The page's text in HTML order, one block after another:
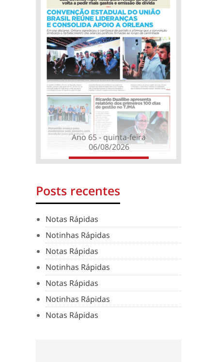
Ano 65 - quinta-feira
06/08/2026
Posts recentes
Notas Rápidas
Notinhas Rápidas
Notas Rápidas
Notinhas Rápidas
Notas Rápidas
Notinhas Rápidas
Notas Rápidas